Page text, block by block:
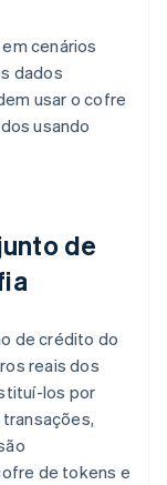
em cenários
dados
usar o cofre
usando
de
de crédito do
reais dos
los por
de tokens e